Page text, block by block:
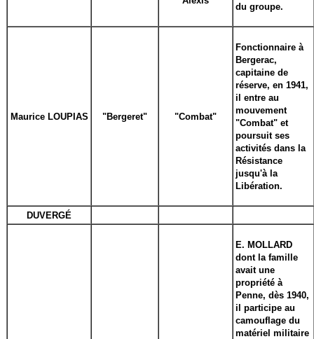
du groupe.
Maurice LOUPIAS "Bergeret" "Combat"
Fonctionnaire à
Bergerac,
capitaine de
réserve, en 1941,
il entre au
mouvement
"Combat" et
poursuit ses
activités dans la
Résistance
jusqu'à la
Libération.
DUVERGÉ
E. MOLLARD
dont la famille
avait une
propriété à
Penne, dès 1940,
il participe au
camouflage du
matériel militaire